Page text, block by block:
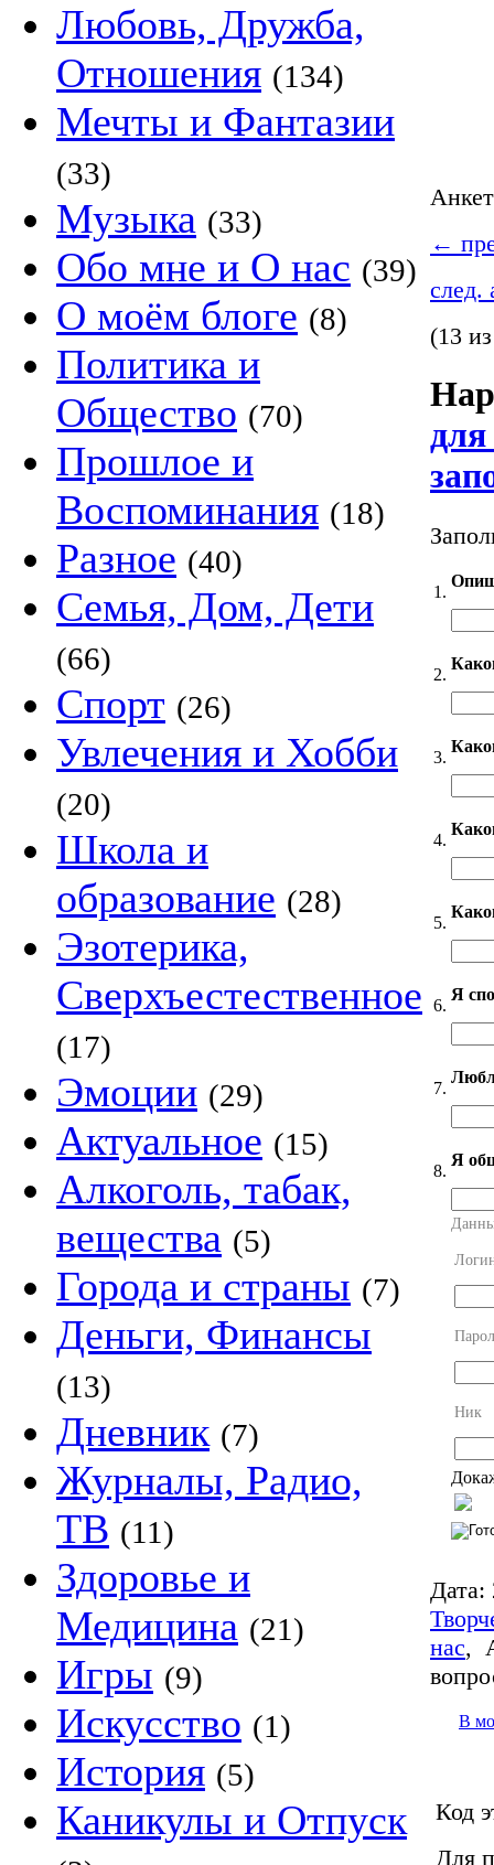
Любовь, Дружба,
Отношения (134)
Мечты и Фантазии
(33)
Музыка (33)
Обо мне и О нас (39)
О моём блоге (8)
Политика и
Общество (70)
Прошлое и
Воспоминания (18)
Разное (40)
Семья, Дом, Дети
(66)
Спорт (26)
Увлечения и Хобби
(20)
Школа и
образование (28)
Эзотерика,
Сверхъестественное
(17)
Эмоции (29)
Актуальное (15)
Алкоголь, табак,
вещества (5)
Города и страны (7)
Деньги, Финансы
(13)
Дневник (7)
Журналы, Радио,
ТВ (11)
Здоровье и
Медицина (21)
Игры (9)
Искусство (1)
История (5)
Каникулы и Отпуск
←
след.
(13
1.
2.
3.
4.
5.
6.
Я
7.
8.
Я
Ник
Дата:
нас,
В
Код
Для